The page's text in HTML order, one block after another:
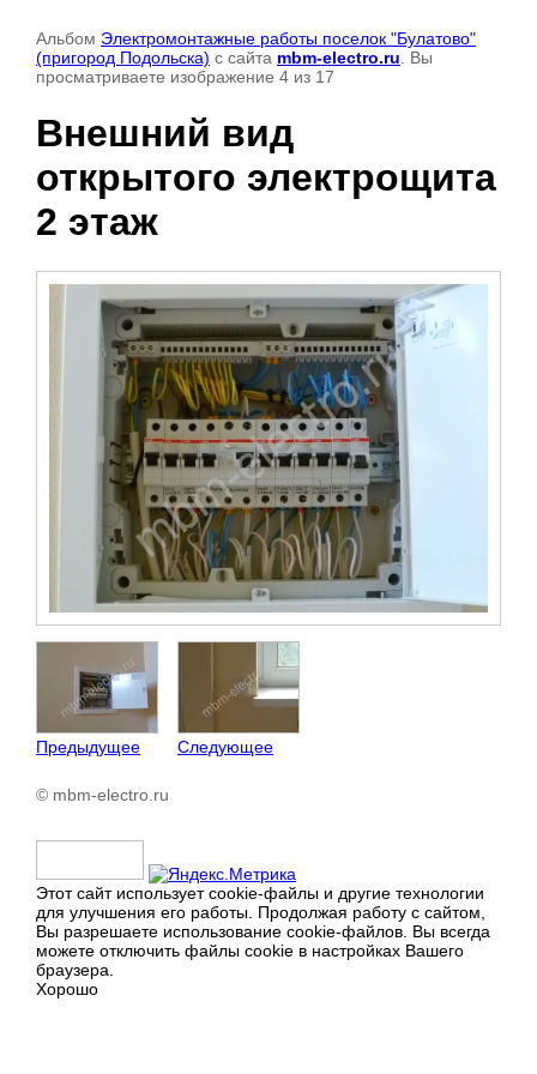
Альбом Электромонтажные работы поселок "Булатово"
(пригород Подольска) с сайта mbm-electro.ru . Вы
просматриваете изображение 4 из 17
Внешний вид
открытого электрощита
2 этаж
Предыдущее Следующее
© mbm-electro.ru
Этот сайт использует cookie-файлы и другие технологии
для улучшения его работы. Продолжая работу с сайтом,
Вы разрешаете использование cookie-файлов. Вы всегда
можете отключить файлы cookie в настройках Вашего
браузера.
Хорошо